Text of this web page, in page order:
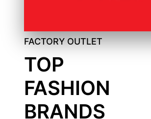
FACTORY OUTLET
TOP
FASHION
BRANDS